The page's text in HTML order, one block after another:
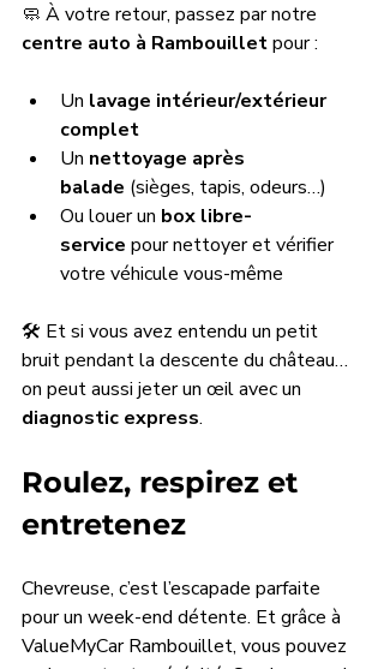
🧼 À votre retour, passez par notre
centre auto à Rambouillet pour :
Un lavage intérieur/extérieur
complet
Un nettoyage après
balade (sièges, tapis, odeurs…)
Ou louer un box libre-
service pour nettoyer et vérifier
votre véhicule vous-même
🛠️ Et si vous avez entendu un petit
bruit pendant la descente du château…
on peut aussi jeter un œil avec un
diagnostic express.
Roulez, respirez et
entretenez
Chevreuse, c’est l’escapade parfaite
pour un week-end détente. Et grâce à
ValueMyCar Rambouillet, vous pouvez